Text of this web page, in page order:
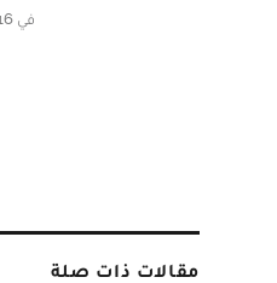
في 15/04/2016 على الساعة 18:19
مقالات ذات صلة